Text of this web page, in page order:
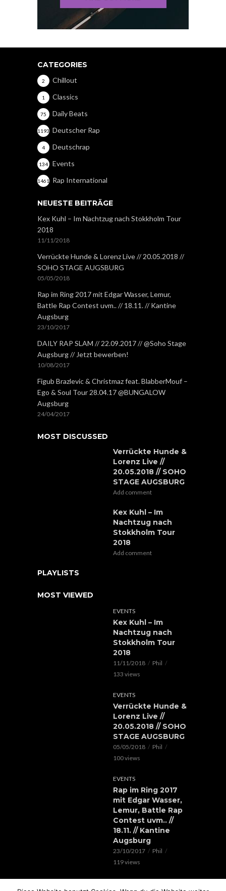
CATEGORIES
Chillout
2
Classics
1
Daily Beats
75
Deutscher Rap
1193
Deutschrap
4
Events
134
Rap International
1461
NEUESTE BEITRÄGE
Kex Kuhl – Im Nachtzug nach Stokkholm Tour
2018
11/11/2018
Verrückte Hunde & Lorenz Live // 20.05.2018 //
SOHO STAGE AUGSBURG
05/05/2018
Rap im Ring 2017 mit Edgar Wasser, Lemur,
Battle Rap Contest uvm.. // 18.11. // Kantine
Augsburg
23/10/2017
DAILY RAP SLAM // 22.09.2017 // @Soho Stage
Augsburg // Jetzt bewerben!
10/08/2017
Figub Brazlevic & Christmaz feat. BlabberMouf –
Ego & Soul Tour 28.04.17 @BUNGALOW
Augsburg
24/04/2017
MOST DISCUSSED
Verrückte Hunde &
Lorenz Live //
20.05.2018 // SOHO
STAGE AUGSBURG
Add comment
Kex Kuhl – Im
Nachtzug nach
Stokkholm Tour
2018
Add comment
PLAYLISTS
MOST VIEWED
EVENTS
Kex Kuhl – Im
Nachtzug nach
Stokkholm Tour
2018
11/11/2018
Phil
133 views
EVENTS
Verrückte Hunde &
Lorenz Live //
20.05.2018 // SOHO
STAGE AUGSBURG
05/05/2018
Phil
100 views
EVENTS
Rap im Ring 2017
mit Edgar Wasser,
Lemur, Battle Rap
Contest uvm.. //
18.11. // Kantine
Augsburg
23/10/2017
Phil
119 views